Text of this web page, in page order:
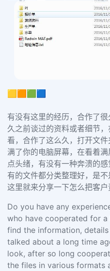
🟨🟧🟩🟦
有没有这里的经历，合作了
久之前谈过的资料或者细节
看，合作了这么久，打开文
满了你的电脑屏幕，在看着
点头绪，有没有一种奔溃的
有的文件都分类整理好，是
这里就来分享一下怎么把客户
Do you have any
who have cooperated for
find the information,
talked about a long time
look, after so long
the files in various formats